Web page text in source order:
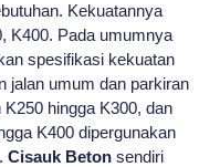
Kekuatannya
K400. Pada umumnya
spesifikasi kekuatan
jalan umum dan parkiran
hingga K300, dan
K400 dipergunakan
Cisauk Beton sendiri